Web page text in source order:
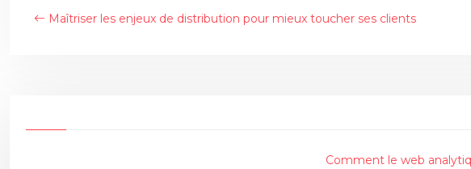
Maîtriser les enjeux de distribution pour mieux toucher ses clients
Comment le web